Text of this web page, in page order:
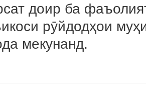
доир ба
рӯйдодҳои
мекунанд.